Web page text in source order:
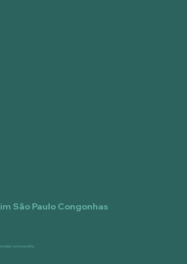
São Paulo Congonhas
com boa tarifa,